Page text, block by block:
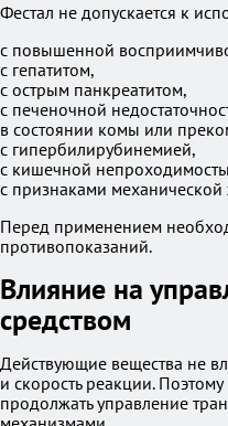
Фестал не допускается к
с повышенной
с гепатитом,
с острым панкреатитом,
с печеночной
в состоянии комы или
с гипербилирубинемией,
с кишечной
с признаками механической
Перед применением
противопоказаний.
Влияние на
средством
Действующие вещества не
и скорость реакции.
продолжать управление